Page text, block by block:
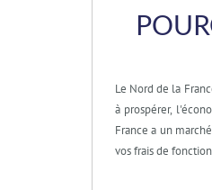
Le Nord de la
à prospérer,
France a un
vos frais de